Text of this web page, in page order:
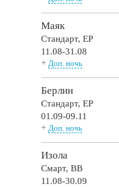
Маяк
Стандарт,EP
11.08-31.08
+Доп. ночь
Берлин
Стандарт,EP
01.09-09.11
+Доп. ночь
Изола
Смарт,BB
11.08-30.09